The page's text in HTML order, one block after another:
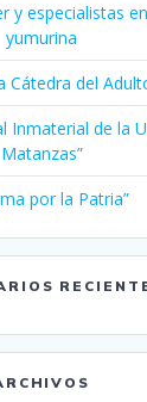
y especialistas
yumurina
Cátedra del
Inmaterial de la
Matanzas”
por la Patria”